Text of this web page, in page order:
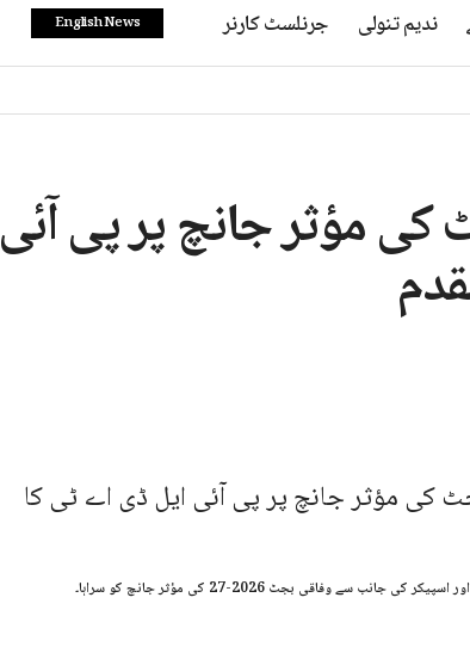
ندیم تنولی جرنلسٹ کارنر English News
مؤثر جانچ پر پی آئی
وفاقی بجٹ 2026-27 کی مؤثر جانچ کو سراہا۔